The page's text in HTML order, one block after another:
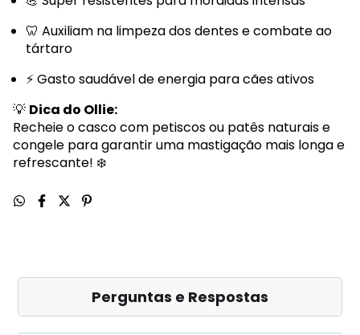
🦷 Auxiliam na limpeza dos dentes e combate ao
tártaro
⚡ Gasto saudável de energia para cães ativos
💡 Dica do Ollie:
Recheie o casco com petiscos ou patês naturais e
congele para garantir uma mastigação mais longa e
refrescante! ❄️
Perguntas e Respostas